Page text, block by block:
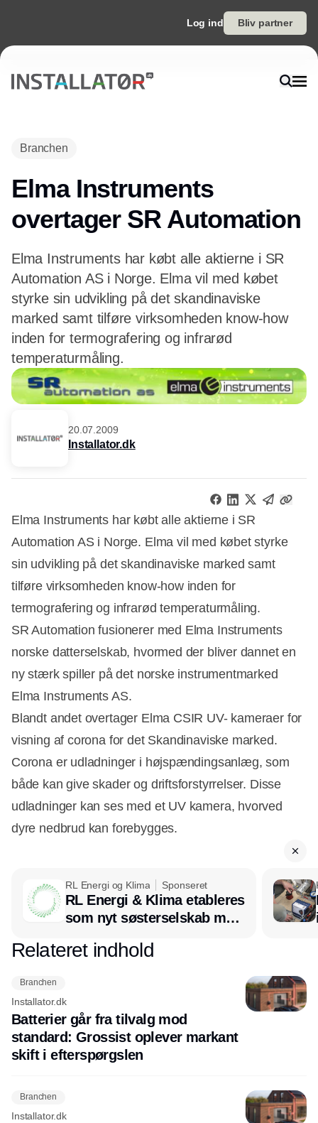
Log ind Bliv partner
Branchen
Elma Instruments
overtager SR Automation
Elma Instruments har købt alle aktierne i SR
Automation AS i Norge. Elma vil med købet
styrke sin udvikling på det skandinaviske
marked samt tilføre virksomheden know-how
inden for termografering og infrarød
temperaturmåling.
20.07.2009
Installator.dk
Elma Instruments har købt alle aktierne i SR
Automation AS i Norge. Elma vil med købet styrke
sin udvikling på det skandinaviske marked samt
tilføre virksomheden know-how inden for
termografering og infrarød temperaturmåling.
SR Automation fusionerer med Elma Instruments
norske datterselskab, hvormed der bliver dannet en
ny stærk spiller på det norske instrumentmarked 
Elma Instruments AS.
Blandt andet overtager Elma CSIR UV- kameraer for
visning af corona for det Skandinaviske marked.
Corona er udladninger i højspændingsanlæg, som
både kan give skader og driftsforstyrrelser. Disse
udladninger kan ses med et UV kamera, hvorved
dyre nedbrud kan forebygges.
Annonce
RL Energi og Klima Sponseret
RL Energi & Klima etableres
som nyt søsterselskab med
Annonce
Relateret indhold
Branchen
Installator.dk
Batterier går fra tilvalg mod
standard: Grossist oplever markant
skift i efterspørgslen
Branchen
Installator.dk